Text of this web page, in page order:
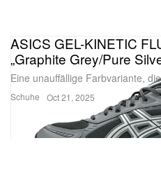
Schuhe
ASICS GEL-KINETIC
„Graphite Grey/Pure
Eine unauffällige Farbvariante,
Oct 21, 2025